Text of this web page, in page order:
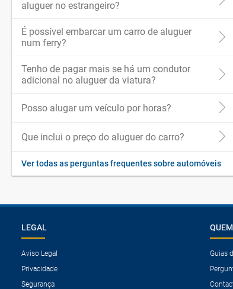
aluguer no estrangeiro?
É possível embarcar um carro de aluguer
num ferry?
Tenho de pagar mais se há um condutor
adicional no aluguer da viatura?
Posso alugar um veículo por horas?
Que inclui o preço do aluguer do carro?
Ver todas as perguntas frequentes sobre automóveis
LEGAL
Aviso Legal
Privacidade
Segurança
Guias